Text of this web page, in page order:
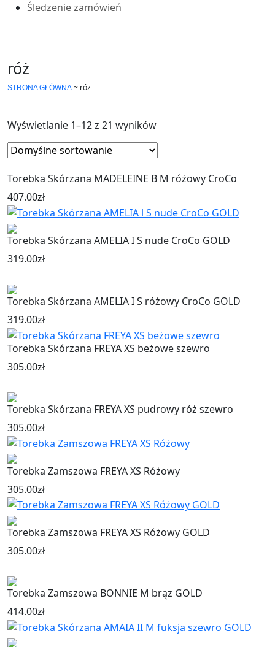
Śledzenie zamówień
róż
STRONA GŁÓWNA ~ róż
Wyświetlanie 1–12 z 21 wyników
Torebka Skórzana MADELEINE B M różowy CroCo
407.00zł
Torebka Skórzana AMELIA I S nude CroCo GOLD
319.00zł
Torebka Skórzana AMELIA I S różowy CroCo GOLD
319.00zł
Torebka Skórzana FREYA XS beżowe szewro
305.00zł
Torebka Skórzana FREYA XS pudrowy róż szewro
305.00zł
Torebka Zamszowa FREYA XS Różowy
305.00zł
Torebka Zamszowa FREYA XS Różowy GOLD
305.00zł
Torebka Zamszowa BONNIE M brąz GOLD
414.00zł